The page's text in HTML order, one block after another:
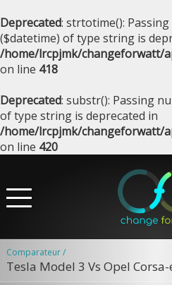
Deprecated: strtotime():
($datetime) of type string is
/home/lrcpjmk/changeforwatt/
on line 418
Deprecated: substr(): Passing
of type string is deprecated in
/home/lrcpjmk/changeforwatt/
on line 420
Comparateur /
Tesla Model 3 Vs Opel Corsa-